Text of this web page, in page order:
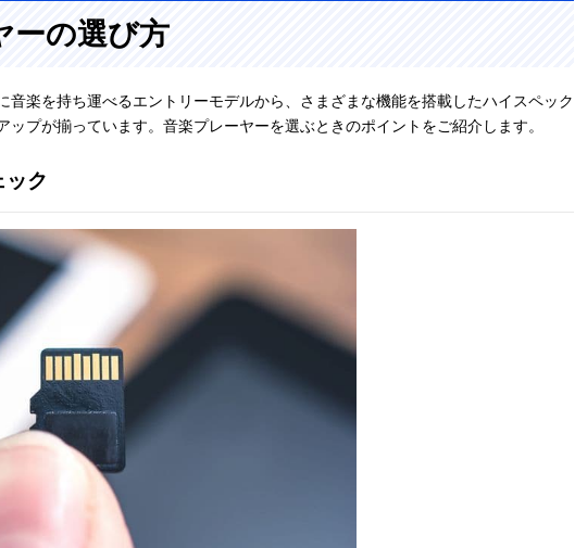
ーの選び方
音楽を持ち運べるエントリーモデルから、さまざまな機能を搭載したハイスペック
ップが揃っています。音楽プレーヤーを選ぶときのポイントをご紹介します。
ック